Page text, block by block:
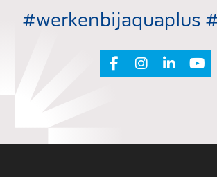
#werkenbijaquaplus